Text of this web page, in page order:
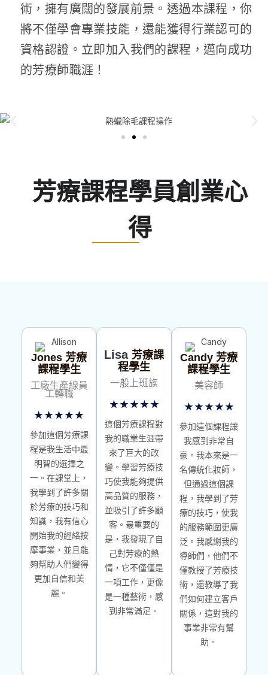
術，擁有廣闊的發展前景。透過本課程，你
將不僅學會專業技能，還能獲得行業認可的
資格認證。立即加入我們的課程，邁向成功
的芳療師職涯！
芳療課程學員創業心
得
Jones芳療
課程學生
工廠生產線員
工轉職
★★★★★
參加這個芳療課
程是我生活中最
明智的選擇之
一。在課堂上，
我學到了許多關
於芳療的技巧和
知識，我有信心
開始我的經絡按
摩事業，並且能
夠幫助人們變得
更加自信和美
麗。
Lisa 芳療課
程學生
一般上班族
★★★★★
這個芳療課程對
我的職業生涯帶
來了巨大的改
變。學習芳療技
巧使我能夠提供
高品質的服務，
並吸引了許多顧
客。最重要的
是，我發現了自
己對芳療的熱
情，它不僅僅是
一項工作，更像
是一種藝術，感
到非常滿足。
Candy 芳療
課程學生
美容師
★★★★★
參加這個課程讓
我感到非常自
豪。我本來是一
名傳統化妝師，
但通過這個課
程，我學到了芳
療的技巧，使我
的服務範圍更廣
泛。我感謝我的
導師們，他們不
僅教授了芳療技
術，還教導了我
們如何建立客戶
關係，這對我的
事業非常有幫
助。